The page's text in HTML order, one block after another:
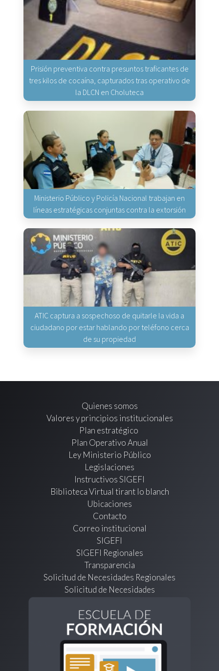
Prisión preventiva contra presuntos traficantes de
tres kilos de cocaína, capturados tras operativo de
la DLCN en Choluteca
Ministerio Público y Policía Nacional trabajan en
líneas estratégicas conjuntas contra la extorsión
ATIC captura a sospechoso de quitarle la vida a
ciudadano por estar hablando por teléfono cerca
de su propiedad
Quienes somos
Valores y principios institucionales
Plan estratégico
Plan Operativo Anual
Ley Ministerio Público
Legislaciones
Instructivos SIGEFI
Biblioteca Virtual tirant lo blanch
Ubicaciones
Contacto
Correo institucional
SIGEFI
SIGEFI Regionales
Transparencia
Solicitud de Necesidades Regionales
Solicitud de Necesidades